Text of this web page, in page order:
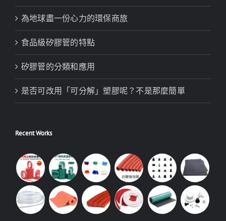
為地球盡一份心力的環保商旅
食品級矽膠管的特點
矽膠管的分類和應用
是否可改用「可分解」塑膠呢？不是那麼簡單
Recent Works